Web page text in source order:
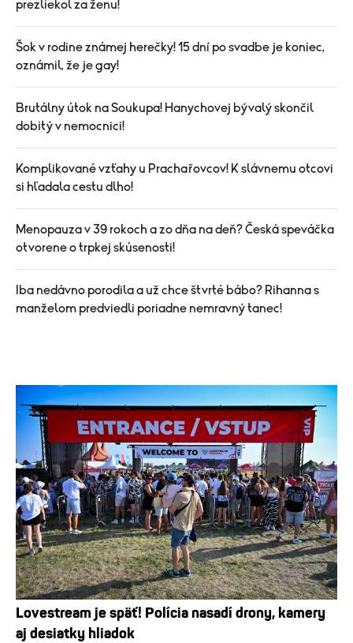
prezliekol za ženu!
Šok v rodine známej herečky! 15 dní po svadbe je koniec,
oznámil, že je gay!
Brutálny útok na Soukupa! Hanychovej bývalý skončil
dobitý v nemocnici!
Komplikované vzťahy u Prachařovcov! K slávnemu otcovi
si hľadala cestu dlho!
Menopauza v 39 rokoch a zo dňa na deň? Česká speváčka
otvorene o trpkej skúsenosti!
Iba nedávno porodila a už chce štvrté bábo? Rihanna s
manželom predviedli poriadne nemravný tanec!
Lovestream je späť! Polícia nasadí drony, kamery
aj desiatky hliadok